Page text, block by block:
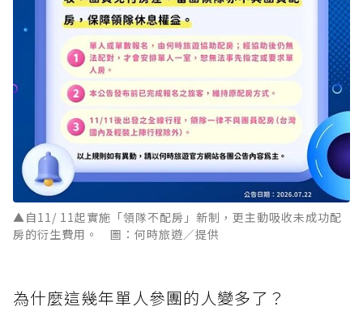
▲自11/ 11起實施「領隊不配房」新制，更主動吸收未成功配
房的衍生費用。 圖：何時旅遊／提供
為什麼這幾年單人參團的人變多了？